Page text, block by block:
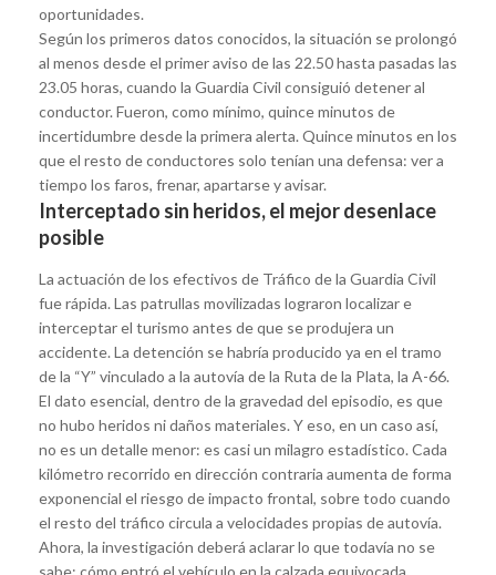
oportunidades.
Según los primeros datos conocidos, la situación se prolongó
al menos desde el primer aviso de las 22.50 hasta pasadas las
23.05 horas, cuando la Guardia Civil consiguió detener al
conductor. Fueron, como mínimo, quince minutos de
incertidumbre desde la primera alerta. Quince minutos en los
que el resto de conductores solo tenían una defensa: ver a
tiempo los faros, frenar, apartarse y avisar.
Interceptado sin heridos, el mejor desenlace
posible
La actuación de los efectivos de Tráfico de la Guardia Civil
fue rápida. Las patrullas movilizadas lograron localizar e
interceptar el turismo antes de que se produjera un
accidente. La detención se habría producido ya en el tramo
de la “Y” vinculado a la autovía de la Ruta de la Plata, la A-66.
El dato esencial, dentro de la gravedad del episodio, es que
no hubo heridos ni daños materiales. Y eso, en un caso así,
no es un detalle menor: es casi un milagro estadístico. Cada
kilómetro recorrido en dirección contraria aumenta de forma
exponencial el riesgo de impacto frontal, sobre todo cuando
el resto del tráfico circula a velocidades propias de autovía.
Ahora, la investigación deberá aclarar lo que todavía no se
sabe: cómo entró el vehículo en la calzada equivocada,